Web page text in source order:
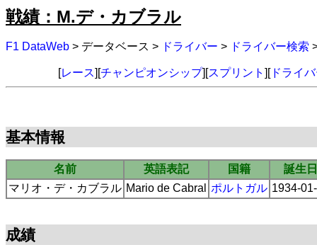
戦績：M.デ・カブラル
F1 DataWeb > データベース > ドライバー > ドライバー検索
[レース][チャンピオンシップ][スプリント ][ドライ
基本情報
名前 英語表記 国籍
誕生日
マリオ・デ・カブラル Mario de Cabral ポルトガル 1934-
成績